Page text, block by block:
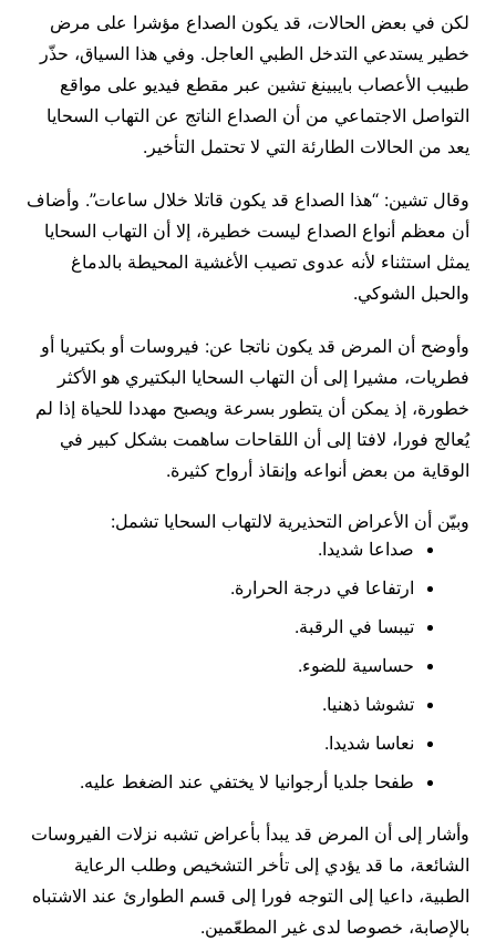
لكن في بعض الحالات، قد يكون الصداع مؤشرا على مرض
خطير يستدعي التدخل الطبي العاجل. وفي هذا السياق، حذّر
طبيب الأعصاب بايبينغ تشين عبر مقطع فيديو على مواقع
التواصل الاجتماعي من أن الصداع الناتج عن التهاب السحايا
يعد من الحالات الطارئة التي لا تحتمل التأخير.
وقال تشين: “هذا الصداع قد يكون قاتلا خلال ساعات”. وأضاف
أن معظم أنواع الصداع ليست خطيرة، إلا أن التهاب السحايا
يمثل استثناء لأنه عدوى تصيب الأغشية المحيطة بالدماغ
والحبل الشوكي.
وأوضح أن المرض قد يكون ناتجا عن: فيروسات أو بكتيريا أو
فطريات، مشيرا إلى أن التهاب السحايا البكتيري هو الأكثر
خطورة، إذ يمكن أن يتطور بسرعة ويصبح مهددا للحياة إذا لم
يُعالج فورا، لافتا إلى أن اللقاحات ساهمت بشكل كبير في
الوقاية من بعض أنواعه وإنقاذ أرواح كثيرة.
وبيّن أن الأعراض التحذيرية لالتهاب السحايا تشمل:
صداعا شديدا.
ارتفاعا في درجة الحرارة.
تيبسا في الرقبة.
حساسية للضوء.
تشوشا ذهنيا.
نعاسا شديدا.
طفحا جلديا أرجوانيا لا يختفي عند الضغط عليه.
وأشار إلى أن المرض قد يبدأ بأعراض تشبه نزلات الفيروسات
الشائعة، ما قد يؤدي إلى تأخر التشخيص وطلب الرعاية
الطبية، داعيا إلى التوجه فورا إلى قسم الطوارئ عند الاشتباه
بالإصابة، خصوصا لدى غير المطعّمين.